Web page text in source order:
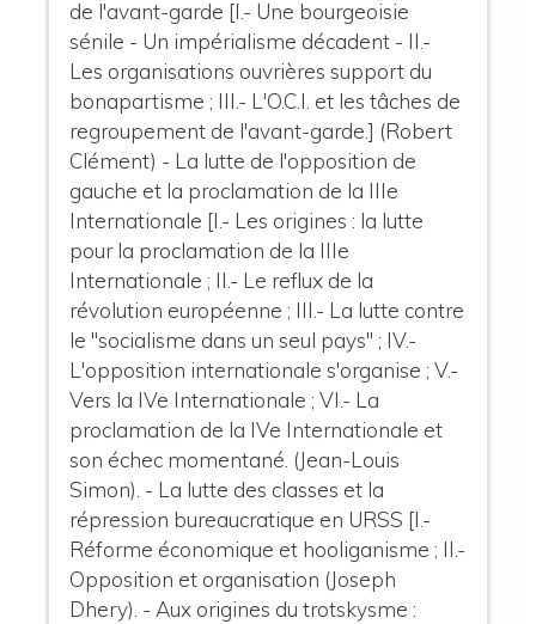
de l'avant-garde [I.- Une bourgeoisie
sénile - Un impérialisme décadent - II.-
Les organisations ouvrières support du
bonapartisme ; III.- L'O.C.I. et les tâches de
regroupement de l'avant-garde.] (Robert
Clément) - La lutte de l'opposition de
gauche et la proclamation de la IIIe
Internationale [I.- Les origines : la lutte
pour la proclamation de la IIIe
Internationale ; II.- Le reflux de la
révolution européenne ; III.- La lutte contre
le "socialisme dans un seul pays" ; IV.-
L'opposition internationale s'organise ; V.-
Vers la IVe Internationale ; VI.- La
proclamation de la IVe Internationale et
son échec momentané. (Jean-Louis
Simon). - La lutte des classes et la
répression bureaucratique en URSS [I.-
Réforme économique et hooliganisme ; II.-
Opposition et organisation (Joseph
Dhery). - Aux origines du trotskysme :